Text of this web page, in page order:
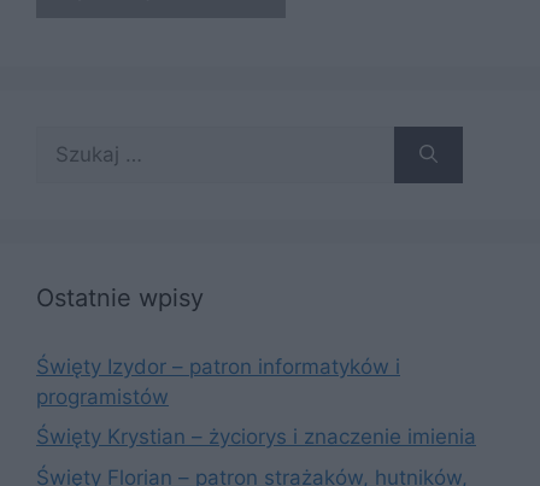
Ostatnie wpisy
Święty Izydor – patron informatyków i
programistów
Święty Krystian – życiorys i znaczenie imienia
Święty Florian – patron strażaków, hutników,